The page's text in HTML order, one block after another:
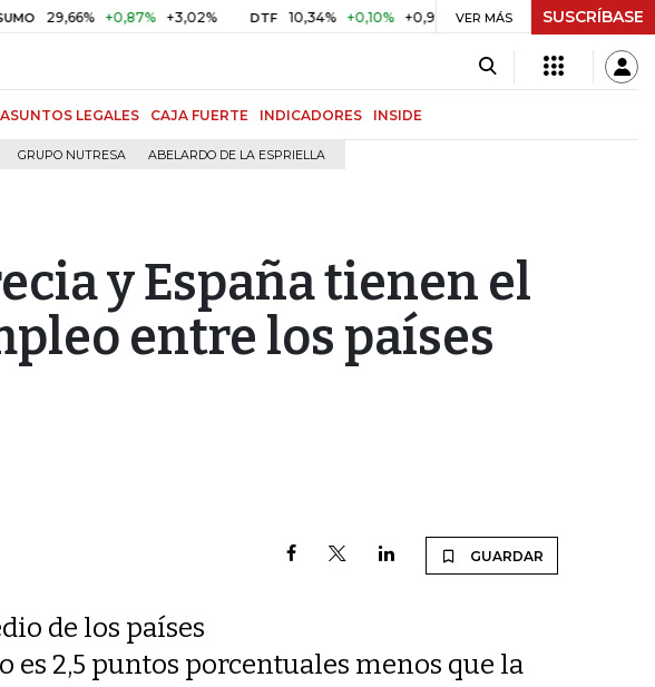
+0,87% +3,02% DTF 10,34% +0,10% +0,98% UVR $ 417,01 +$ 0,05 +0,01%
VER MÁS SUSCRÍBASE
ASUNTOS LEGALES CAJA FUERTE INDICADORES INSIDE
GRUPO NUTRESA ABELARDO DE LA ESPRIELLA
y España tienen el
entre los países
GUARDAR
de los países
es 2,5 puntos porcentuales menos que la